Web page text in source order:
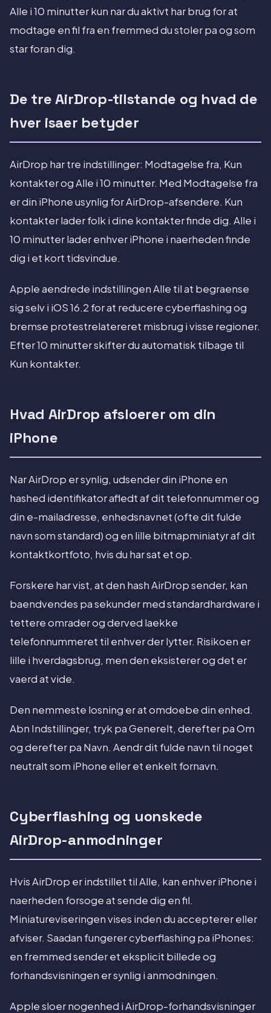
Alle i 10 minutter kun nar du aktivt har brug for at
modtage en fil fra en fremmed du stoler pa og som
star foran dig.
De tre AirDrop-tilstande og hvad de
hver isaer betyder
AirDrop har tre indstillinger: Modtagelse fra, Kun
kontakter og Alle i 10 minutter. Med Modtagelse fra
er din iPhone usynlig for AirDrop-afsendere. Kun
kontakter lader folk i dine kontakter finde dig. Alle i
10 minutter lader enhver iPhone i naerheden finde
dig i et kort tidsvindue.
Apple aendrede indstillingen Alle til at begraense
sig selv i iOS 16.2 for at reducere cyberflashing og
bremse protestrelatereret misbrug i visse regioner.
Efter 10 minutter skifter du automatisk tilbage til
Kun kontakter.
Hvad AirDrop afsloerer om din
iPhone
Nar AirDrop er synlig, udsender din iPhone en
hashed identifikator afledt af dit telefonnummer og
din e-mailadresse, enhedsnavnet (ofte dit fulde
navn som standard) og en lille bitmapminiatyr af dit
kontaktkortfoto, hvis du har sat et op.
Forskere har vist, at den hash AirDrop sender, kan
baendvendes pa sekunder med standardhardware i
tettere omrader og derved laekke
telefonnummeret til enhver der lytter. Risikoen er
lille i hverdagsbrug, men den eksisterer og det er
vaerd at vide.
Den nemmeste losning er at omdoebe din enhed.
Abn Indstillinger, tryk pa Generelt, derefter pa Om
og derefter pa Navn. Aendr dit fulde navn til noget
neutralt som iPhone eller et enkelt fornavn.
Cyberflashing og uonskede
AirDrop-anmodninger
Hvis AirDrop er indstillet til Alle, kan enhver iPhone i
naerheden forsoge at sende dig en fil.
Miniatureviseringen vises inden du accepterer eller
afviser. Saadan fungerer cyberflashing pa iPhones:
en fremmed sender et eksplicit billede og
forhandsvisningen er synlig i anmodningen.
Apple sloer nogenhed i AirDrop-forhandsvisninger